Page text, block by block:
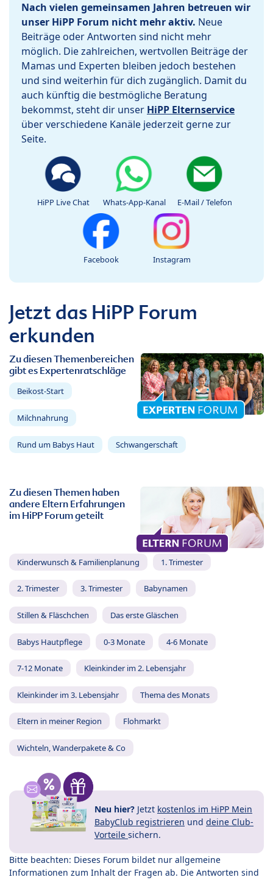
Nach vielen gemeinsamen Jahren betreuen wir
unser HiPP Forum nicht mehr aktiv. Neue
Beiträge oder Antworten sind nicht mehr
möglich. Die zahlreichen, wertvollen Beiträge der
Mamas und Experten bleiben jedoch bestehen
und sind weiterhin für dich zugänglich. Damit du
auch künftig die bestmögliche Beratung
bekommst, steht dir unser HiPP Elternservice
über verschiedene Kanäle jederzeit gerne zur
Seite.
HiPP Live Chat Whats-App-Kanal E-Mail / Telefon
Facebook Instagram
Jetzt das HiPP Forum
erkunden
Zu diesen Themenbereichen
gibt es Expertenratschläge
Beikost-Start
Milchnahrung
Rund um Babys Haut Schwangerschaft
Zu diesen Themen haben
andere Eltern Erfahrungen
im HiPP Forum geteilt
Kinderwunsch & Familienplanung 1. Trimester
2. Trimester 3. Trimester Babynamen
Stillen & Fläschchen Das erste Gläschen
Babys Hautpflege 0-3 Monate 4-6 Monate
7-12 Monate Kleinkinder im 2. Lebensjahr
Kleinkinder im 3. Lebensjahr Thema des Monats
Eltern in meiner Region Flohmarkt
Wichteln, Wanderpakete & Co
Neu hier? Jetzt kostenlos im HiPP Mein
BabyClub registrieren und deine Club-
Vorteile sichern.
Bitte beachten: Dieses Forum bildet nur allgemeine
Informationen zum Inhalt der Fragen ab. Die Antworten sind